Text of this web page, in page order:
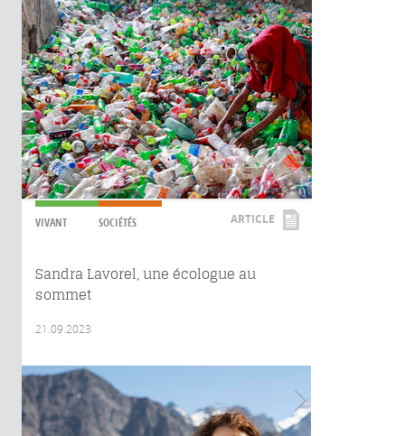
VIVANT SOCIÉTÉS ARTICLE
Sandra Lavorel, une écologue au
sommet
21.09.2023